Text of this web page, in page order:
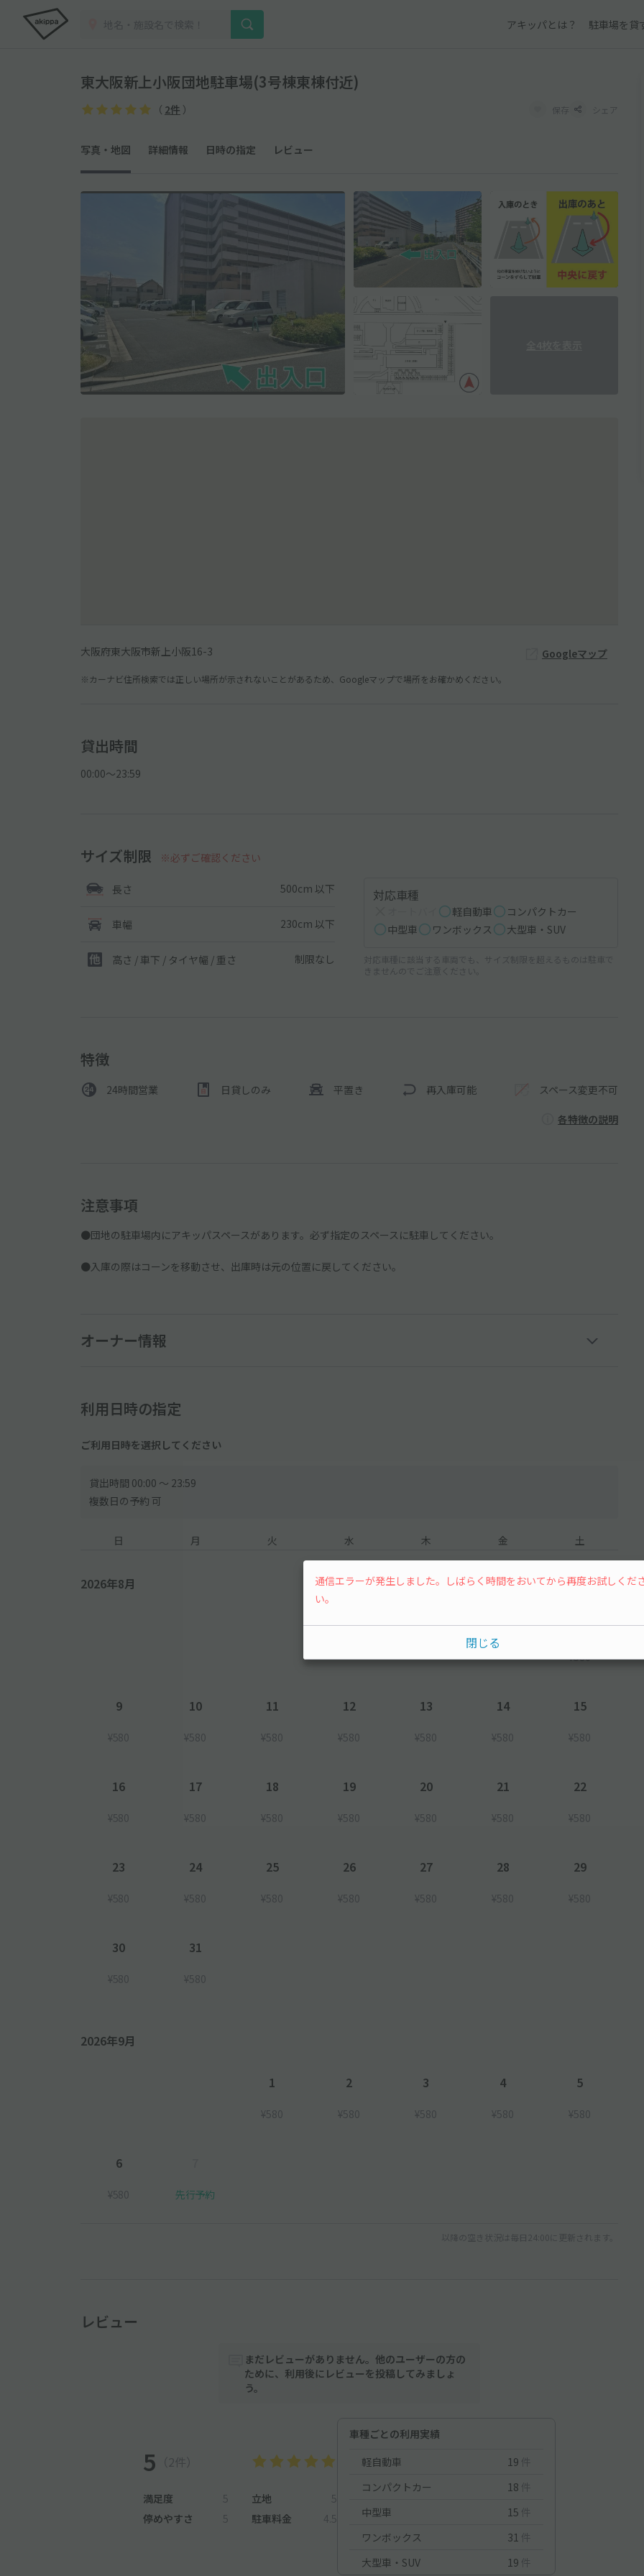
アキッパとは？ 駐車場を貸
東大阪新上小阪団地駐車場(3号棟東棟付近)
（ 2件 ） 保存 シェア
写真・地図 詳細情報 日時の指定 レビュー
大阪府東大阪市新上小阪16-3 Googleマップ
※カーナビ住所検索では正しい場所が示されないことがあるため、Googleマップで場所をお確かめください。
貸出時間
00:00〜23:59
サイズ制限 ※必ずご確認ください
長さ 500cm 以下
車幅 230cm 以下
高さ / 車下 / タイヤ幅 / 重さ 制限なし
対応車種
軽自動車
コンパクトカー
中型車
ワンボックス 大型車・SUV
対応車種に該当する車両でも、サイズ制限を超えるものは駐車で
きませんのでご注意ください。
特徴
24時間営業 日貸しのみ 平置き 再入庫可能 スペース変更不可
各特徴の説明
注意事項
●団地の駐車場内にアキッパスペースがあります。必ず指定のスペースに駐車してください。
●入庫の際はコーンを移動させ、出庫時は元の位置に戻してください。
オーナー情報
利用日時の指定
ご利用日時を選択してください
貸出時間 00:00 〜 23:59
複数日の予約 可
日 月 火 水 木 金 土
2026年8月
8
¥580
9
¥580
10
¥580
11
¥580
12
¥580
13
¥580
14
¥580
15
¥580
16
¥580
17
¥580
18
¥580
19
¥580
20
¥580
21
¥580
22
¥580
23
¥580
24
¥580
25
¥580
26
¥580
27
¥580
28
¥580
29
¥580
30
¥580
31
¥580
2026年9月
1
¥580
2
¥580
3
¥580
4
¥580
5
¥580
6
¥580 先行予約
以降の空き状況は毎日24:00に更新されます。
レビュー
まだレビューがありません。他のユーザーの方の
ために、利用後にレビューを投稿してみましょ
う。
5 （2件）
満足度 5 立地
5
停めやすさ
5 駐車料金 4.5
車種ごとの利用実績
軽自動車
19 件
コンパクトカー
18 件
中型車
15 件
ワンボックス
31 件
大型車・SUV
19 件
通信エラーが発生しました。しばらく時間をおいてから再度お試しくだ
い。
閉じる